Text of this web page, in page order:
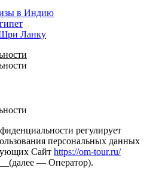
в Индию
Шри Ланку
регулирует
персональных данных
Сайт https://om-tour.ru/
— Оператор).